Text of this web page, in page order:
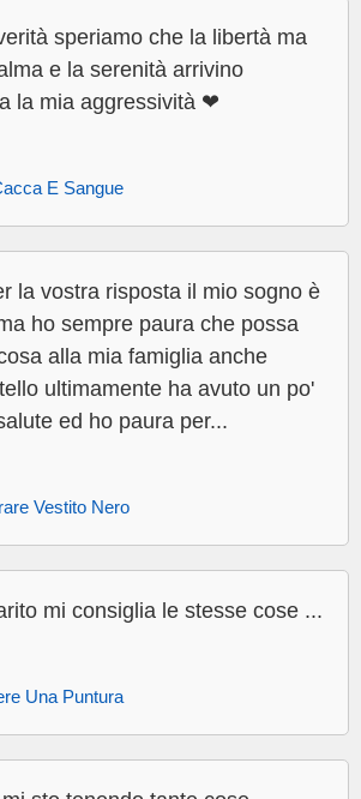
speriamo che la libertà ma
e la serenità arrivino
la mia aggressività ❤
E Sangue
la vostra risposta il mio sogno è
ho sempre paura che possa
alla mia famiglia anche
ultimamente ha avuto un po'
ed ho paura per...
Vestito Nero
mi consiglia le stesse cose ...
Una Puntura